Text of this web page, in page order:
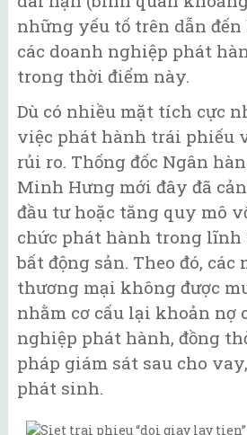
những yếu tố trên dẫn
các doanh nghiệp phát
trong thời điểm này.
Dù có nhiều mặt tích cực
việc phát hành trái phiếu
rủi ro. Thống đốc Ngân
Minh Hưng mới đây đã
đầu tư hoặc tăng quy mô
chức phát hành trong
bất động sản. Theo đó, các
thương mại không được
nhằm cơ cấu lại khoản nợ
nghiệp phát hành, đồng
pháp giám sát sau cho
phát sinh.